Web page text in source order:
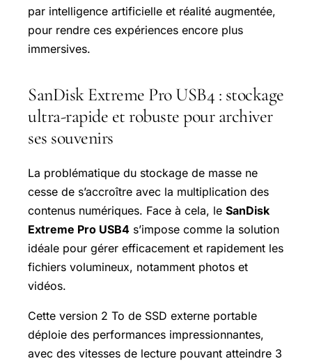
par intelligence artificielle et réalité augmentée,
pour rendre ces expériences encore plus
immersives.
SanDisk Extreme Pro USB4 : stockage
ultra-rapide et robuste pour archiver
ses souvenirs
La problématique du stockage de masse ne
cesse de s’accroître avec la multiplication des
contenus numériques. Face à cela, le SanDisk
Extreme Pro USB4 s’impose comme la solution
idéale pour gérer efficacement et rapidement les
fichiers volumineux, notamment photos et
vidéos.
Cette version 2 To de SSD externe portable
déploie des performances impressionnantes,
avec des vitesses de lecture pouvant atteindre 3